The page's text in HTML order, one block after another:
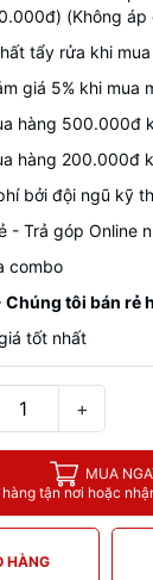
(Không áp
tẩy rửa khi
giá 5% khi mua
hàng 500.000đ
hàng 200.000đ
bởi đội ngũ kỹ
- Trả góp Online
combo
Chúng tôi bán rẻ
tốt nhất
+
MUA
hàng tận nơi hoặc
HÀNG